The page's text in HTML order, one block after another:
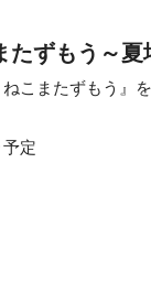
ずもう～夏
こまたずもう』
定